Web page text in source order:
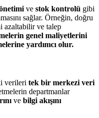
ve stok kontrolü gibi
sağlar. Örneğin, doğru
azaltabilir ve talep
genel maliyetlerini
yardımcı olur.
verileri tek bir merkezi veri
departmanlar
ve bilgi akışını